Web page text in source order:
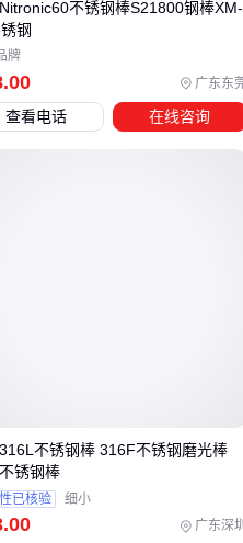
医疗设备，建议选用不含硫
应。
放置，304与316L直接接触可
检测仪
抽查关键部位的成分
问题。
.00 广东东
不锈钢棒S21800钢棒XM-
钢
牌
查看电话 在线咨询
.00 广东深
不锈钢棒 316F不锈钢磨光棒
锈钢棒
已核验 细小